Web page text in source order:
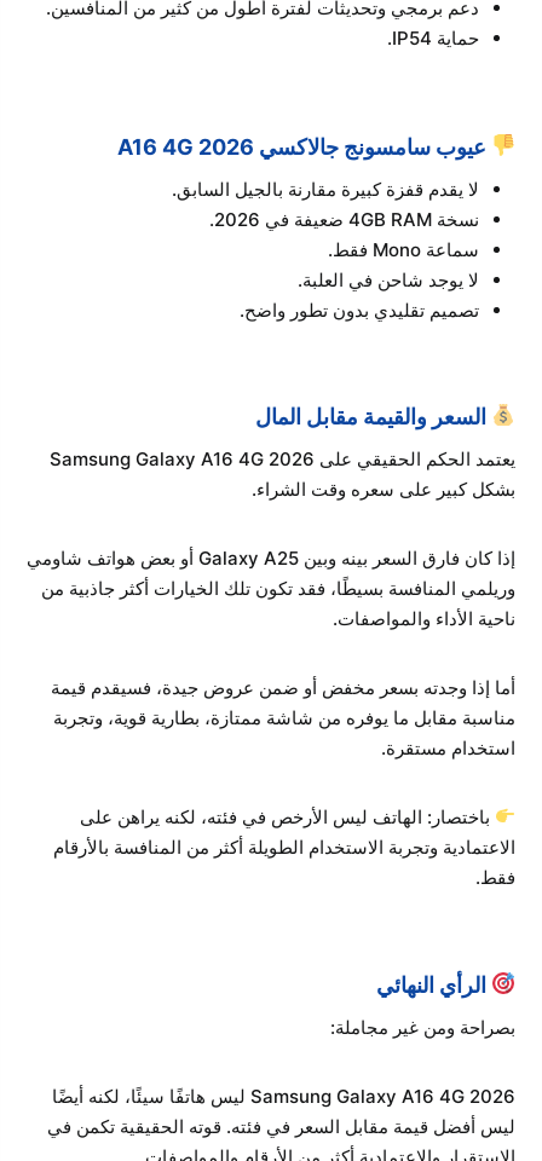
دعم برمجي وتحديثات لفترة أطول من كثير من المنافسين.
حماية IP54.
عيوب سامسونج جالاكسي A16 4G 2026
لا يقدم قفزة كبيرة مقارنة بالجيل السابق.
نسخة 4GB RAM ضعيفة في 2026.
سماعة Mono فقط.
لا يوجد شاحن في العلبة.
تصميم تقليدي بدون تطور واضح.
السعر والقيمة مقابل المال
يعتمد الحكم الحقيقي على Samsung Galaxy A16 4G 2026
بشكل كبير على سعره وقت الشراء.
إذا كان فارق السعر بينه وبين Galaxy A25 أو بعض هواتف شاومي
وريلمي المنافسة بسيطًا، فقد تكون تلك الخيارات أكثر جاذبية من
ناحية الأداء والمواصفات.
أما إذا وجدته بسعر مخفض أو ضمن عروض جيدة، فسيقدم قيمة
مناسبة مقابل ما يوفره من شاشة ممتازة، بطارية قوية، وتجربة
استخدام مستقرة.
باختصار: الهاتف ليس الأرخص في فئته، لكنه يراهن على
الاعتمادية وتجربة الاستخدام الطويلة أكثر من المنافسة بالأرقام
فقط.
الرأي النهائي
بصراحة ومن غير مجاملة:
Samsung Galaxy A16 4G 2026 ليس هاتفًا سيئًا، لكنه أيضًا
ليس أفضل قيمة مقابل السعر في فئته. قوته الحقيقية تكمن في
الاستقرار والاعتمادية أكثر من الأرقام والمواصفات.